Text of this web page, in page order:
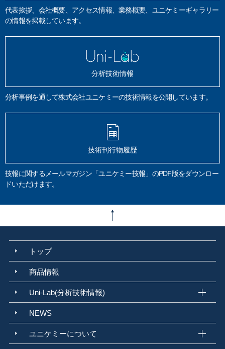
代表挨拶、会社概要、アクセス情報、業務概要、ユニケミーギャラリー
の情報を掲載しています。
分析技術情報
分析事例を通して株式会社ユニケミーの技術情報を公開しています。
技術刊行物履歴
技報に関するメールマガジン「ユニケミー技報」のPDF版をダウンロー
ドいただけます。
トップ
商品情報
Uni-Lab(分析技術情報)
NEWS
ユニケミーについて